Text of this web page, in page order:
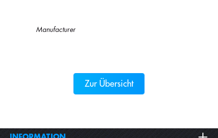
Manufacturer
Zur Übersicht